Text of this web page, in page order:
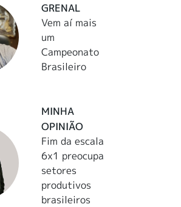
GRENAL
Vem aí mais
um
Campeonato
Brasileiro
MINHA
OPINIÃO
Fim da escala
6x1 preocupa
setores
produtivos
brasileiros